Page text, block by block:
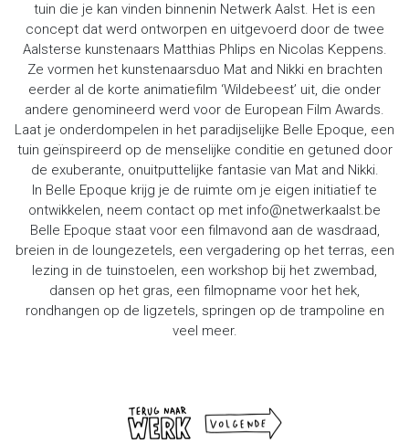
tuin die je kan vinden binnenin Netwerk Aalst. Het is een
concept dat werd ontworpen en uitgevoerd door de twee
Aalsterse kunstenaars Matthias Phlips en Nicolas Keppens.
Ze vormen het kunstenaarsduo Mat and Nikki en brachten
eerder al de korte animatiefilm ‘Wildebeest’ uit, die onder
andere genomineerd werd voor de European Film Awards.
Laat je onderdompelen in het paradijselijke Belle Epoque, een
tuin geïnspireerd op de menselijke conditie en getuned door
de exuberante, onuitputtelijke fantasie van Mat and Nikki.
In Belle Epoque krijg je de ruimte om je eigen initiatief te
ontwikkelen, neem contact op met info@netwerkaalst.be
Belle Epoque staat voor een filmavond aan de wasdraad,
breien in de loungezetels, een vergadering op het terras, een
lezing in de tuinstoelen, een workshop bij het zwembad,
dansen op het gras, een filmopname voor het hek,
rondhangen op de ligzetels, springen op de trampoline en
veel meer.